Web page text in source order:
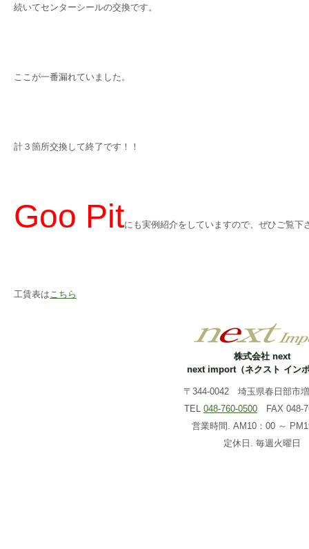
続いてセンターシールの交換です。
ここが一番漏れていました。
計３箇所交換して終了です！！
Goo Pitにも実例紹介をしていますので、ぜひご覧下
工賃表はこちら
株式会社 next
next import（ネクスト イン
〒344-0042 埼玉県春日部市
TEL 048-760-0500 FAX 048-
営業時間. AM10：00 ～
定休日. 毎週火曜日